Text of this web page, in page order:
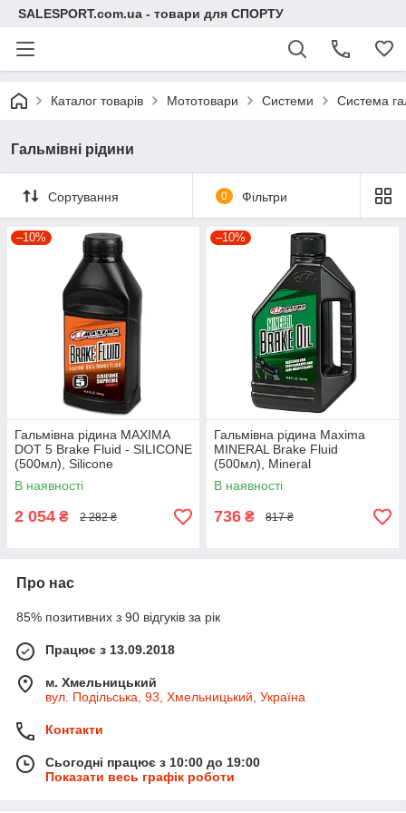
SALESPORT.com.ua - товари для СПОРТУ
Каталог товарів Мототовари Системи Система
Гальмівні рідини
Сортування 0 Фільтри
–10%
Гальмівна рідина MAXIMA
DOT 5 Brake Fluid - SILICONE
(500мл), Silicone
В наявності
2 054 ₴ 2 282 ₴
–10%
Гальмівна рідина Maxima
MINERAL Brake Fluid
(500мл), Mineral
В наявності
736 ₴ 817 ₴
Про нас
85% позитивних з 90 відгуків за рік
Працює з 13.09.2018
м. Хмельницький
вул. Подільська, 93, Хмельницький, Україна
Контакти
Сьогодні працює з 10:00 до 19:00
Показати весь графік роботи